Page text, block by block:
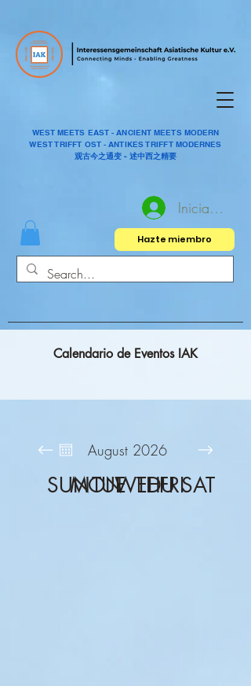
WEST MEETS EAST - ANCIENT MEETS MODERN
WEST TRIFFT OST - ANTIKES TRIFFT MODERNES
观古今之通变 - 述中西之精要
Iniciar sesión
Hazte miembro
Calendario de Eventos IAK
August 2026
SUNMON
TUEWED
THU
FRISAT